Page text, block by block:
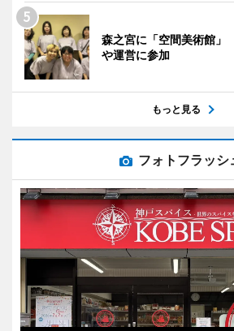
森之宮に「空間美術館
や運営に参加
もっと見る
フォトフラッシ